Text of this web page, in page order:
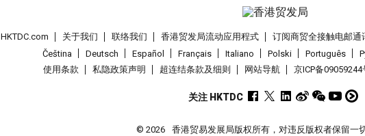
HKTDC.com 关于我们 联络我们 香港贸发局流动应用程式 订阅商贸全接触电邮通
Čeština
Deutsch Español Français Italiano Polski Português
使用条款
私隐政策声明 超连结条款及细则 网站导航 京ICP备09059244
关注 HKTDC
© 2026 香港贸易发展局版权所有，对违反版权者保留一